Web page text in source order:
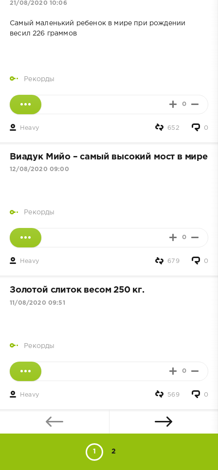
21/08/2020 10:06
Самый маленький ребенок в мире при рождении
весил 226 граммов
Рекорды
0
Heavy 0
652
Виадук Мийо – самый высокий мост в мире
12/08/2020 09:00
Рекорды
0
Heavy 0
679
Золотой слиток весом 250 кг.
11/08/2020 09:51
Рекорды
0
Heavy 0
569
1 2